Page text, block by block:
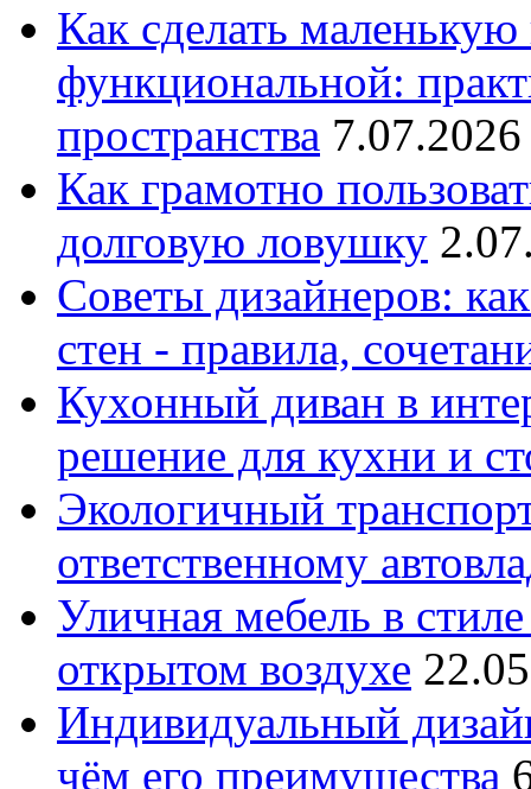
Как сделать
функциональной:
пространства
Как грамотно
долговую ловушку
Советы дизайнеров:
стен - правила,
Кухонный диван в
решение для кухни и
Экологичный
ответственному
Уличная мебель в
открытом воздухе
Индивидуальный
чём его преимущества